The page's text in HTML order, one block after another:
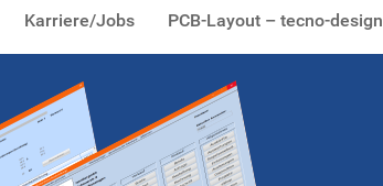
Karriere/Jobs PCB-Layout – tecno-design